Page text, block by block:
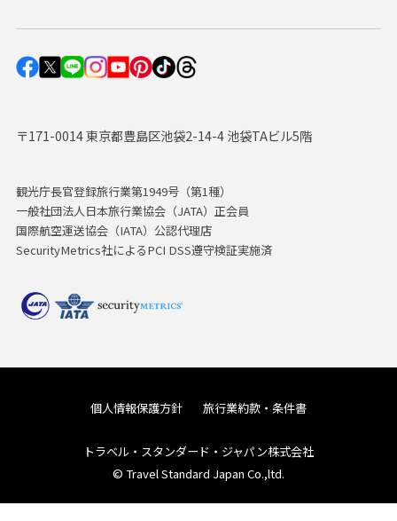
〒171-0014 東京都豊島区池袋2-14-4 池袋TAビル5階
観光庁長官登録旅行業第1949号（第1種）
一般社団法人日本旅行業協会（JATA）正会員
国際航空運送協会（IATA）公認代理店
SecurityMetrics社によるPCI DSS遵守検証実施済
個人情報保護方針 旅行業約款・条件書
トラベル・スタンダード・ジャパン株式会社
© Travel Standard Japan Co.,ltd.